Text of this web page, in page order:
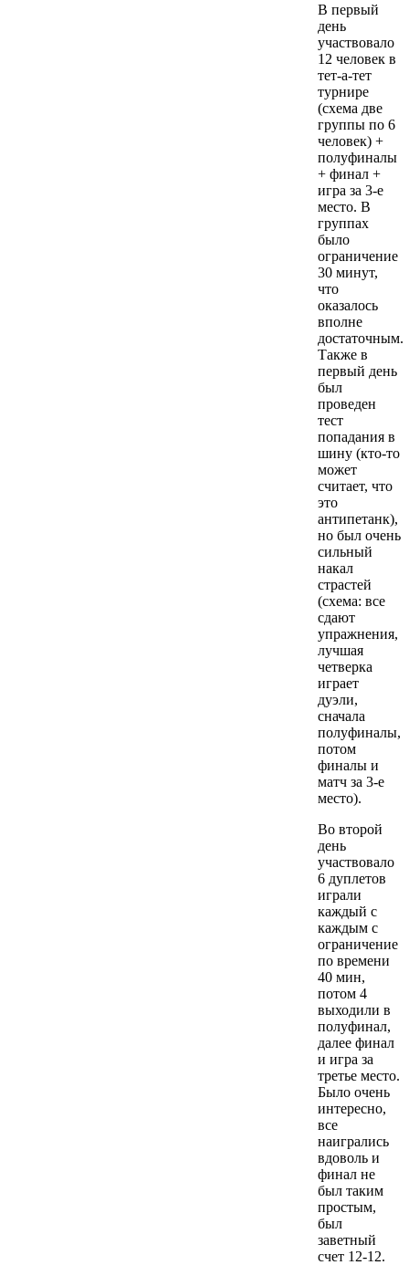
В первый
день
участвовало
12 человек в
тет-а-тет
турнире
(схема две
группы по 6
человек) +
полуфиналы
+ финал +
игра за 3-е
место. В
группах
было
ограничение
30 минут,
что
оказалось
вполне
достаточным.
Также в
первый день
был
проведен
тест
попадания в
шину (кто-то
может
считает, что
это
антипетанк),
но был очень
сильный
накал
страстей
(схема: все
сдают
упражнения,
лучшая
четверка
играет
дуэли,
сначала
полуфиналы,
потом
финалы и
матч за 3-е
место).
Во второй
день
участвовало
6 дуплетов
играли
каждый с
каждым с
ограничение
по времени
40 мин,
потом 4
выходили в
полуфинал,
далее финал
и игра за
третье место.
Было очень
интересно,
все
наигрались
вдоволь и
финал не
был таким
простым,
был
заветный
счет 12-12.